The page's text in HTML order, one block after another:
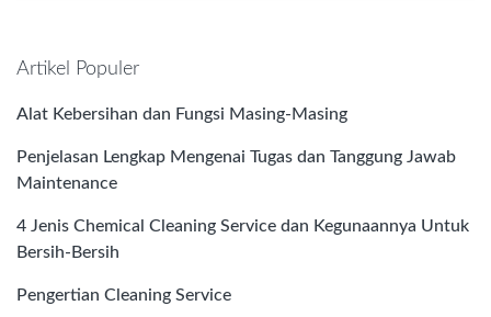
Artikel Populer
Alat Kebersihan dan Fungsi Masing-Masing
Penjelasan Lengkap Mengenai Tugas dan Tanggung Jawab
Maintenance
4 Jenis Chemical Cleaning Service dan Kegunaannya Untuk
Bersih-Bersih
Pengertian Cleaning Service